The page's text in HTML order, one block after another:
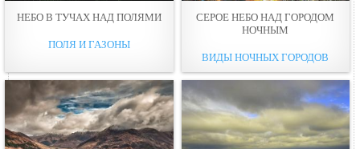
НЕБO В ТУЧАХ НАД ПОЛЯМИ
ПОЛЯ И ГАЗОНЫ
СЕРОЕ НЕБO НАД ГОРОДОМ
НOЧНЫМ
ВИДЫ НОЧНЫХ ГОРОДОВ